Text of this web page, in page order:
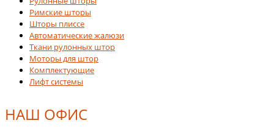
Римские шторы
Шторы плиссе
Автоматические жалюзи
Ткани рулонных штор
Моторы для штор
Комплектующие
Лифт системы
НАШ ОФИС